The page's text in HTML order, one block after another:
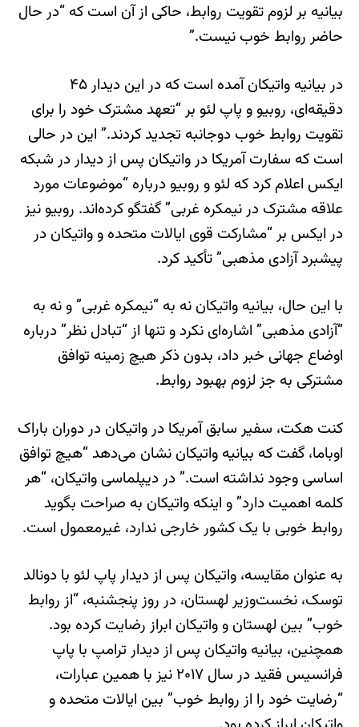
بیانیه بر لزوم تقویت روابط، حاکی از آن است که “در حال
حاضر روابط خوب نیست.”
در بیانیه واتیکان آمده است که در این دیدار ۴۵
دقیقه‌ای، روبیو و پاپ لئو بر “تعهد مشترک خود را برای
تقویت روابط خوب دوجانبه تجدید کردند.” این در حالی
است که سفارت آمریکا در واتیکان پس از دیدار در شبکه
ایکس اعلام کرد که لئو و روبیو درباره “موضوعات مورد
علاقه مشترک در نیمکره غربی” گفتگو کرده‌اند. روبیو نیز
در ایکس بر “مشارکت قوی ایالات متحده و واتیکان در
پیشبرد آزادی مذهبی” تأکید کرد.
با این حال، بیانیه واتیکان نه به “نیمکره غربی” و نه به
“آزادی مذهبی” اشاره‌ای نکرد و تنها از “تبادل نظر” درباره
اوضاع جهانی خبر داد، بدون ذکر هیچ زمینه توافق
مشترکی به جز لزوم بهبود روابط.
کنت هکت، سفیر سابق آمریکا در واتیکان در دوران باراک
اوباما، گفت که بیانیه واتیکان نشان می‌دهد “هیچ توافق
اساسی وجود نداشته است.” در دیپلماسی واتیکان، “هر
کلمه اهمیت دارد” و اینکه واتیکان به صراحت بگوید
روابط خوبی با یک کشور خارجی ندارد، غیرمعمول است.
به عنوان مقایسه، واتیکان پس از دیدار پاپ لئو با دونالد
توسک، نخست‌وزیر لهستان، در روز پنجشنبه، “از روابط
خوب” بین لهستان و واتیکان ابراز رضایت کرده بود.
همچنین، بیانیه واتیکان پس از دیدار ترامپ با پاپ
فرانسیس فقید در سال ۲۰۱۷ نیز با همین عبارات،
“رضایت خود را از روابط خوب” بین ایالات متحده و